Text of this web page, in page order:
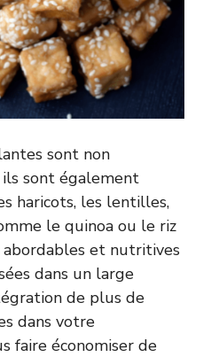
sont non
ils sont également
haricots, les lentilles,
le quinoa ou le riz
et nutritives
dans un large
de plus de
dans votre
faire économiser de